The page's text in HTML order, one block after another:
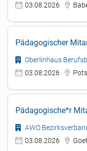
03.08.2026
Pädagogischer
Oberlinhaus
03.08.2026
Pädagogische*r
AWO
03.08.2026